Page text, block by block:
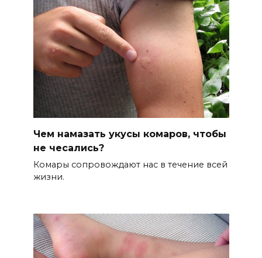
Чем намазать укусы комаров, чтобы
не чесались?
Комары сопровождают нас в течение всей
жизни.